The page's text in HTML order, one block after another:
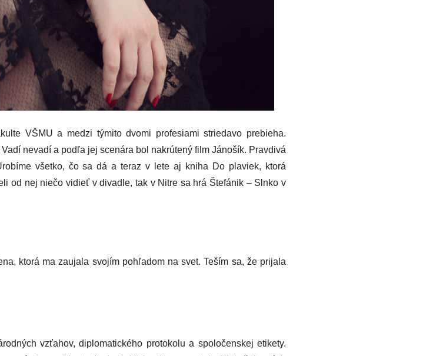
VŠMU a medzi týmito dvomi profesiami striedavo prebieha.
nevadí a podľa jej scenára bol nakrútený film Jánošík. Pravdivá
všetko, čo sa dá a teraz v lete aj kniha Do plaviek, ktorá
od nej niečo vidieť v divadle, tak v Nitre sa hrá Štefánik – Slnko v
ktorá ma zaujala svojím pohľadom na svet. Teším sa, že prijala
vzťahov, diplomatického protokolu a spoločenskej etikety.